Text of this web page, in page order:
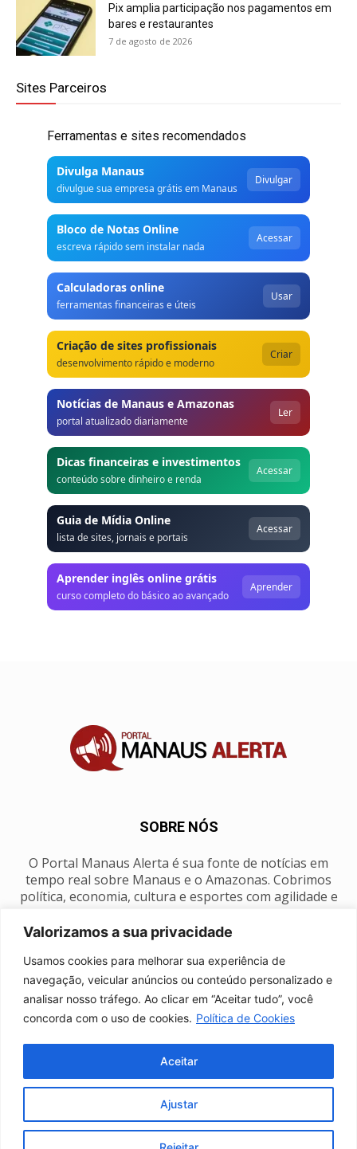
Valorizamos a sua privacidade
Usamos cookies para melhorar sua experiência de
navegação, veicular anúncios ou conteúdo personalizado e
analisar nosso tráfego. Ao clicar em “Aceitar tudo”, você
concorda com o uso de cookies. Política de Cookies
Ajustar
Aceitar
Pix amplia participação nos pagamentos em
bares e restaurantes
7 de agosto de 2026
Sites Parceiros
Ferramentas e sites recomendados
Divulga Manaus
divulgue sua empresa grátis em Manaus
Divulgar
Bloco de Notas Online
escreva rápido sem instalar nada
Acessar
Calculadoras online
ferramentas financeiras e úteis
Usar
Criação de sites profissionais
desenvolvimento rápido e moderno
Criar
Notícias de Manaus e Amazonas
portal atualizado diariamente
Ler
Dicas financeiras e investimentos
conteúdo sobre dinheiro e renda
Acessar
Guia de Mídia Online
lista de sites, jornais e portais
Acessar
Aprender inglês online grátis
curso completo do básico ao avançado
Aprender
SOBRE NÓS
O Portal Manaus Alerta é sua fonte de notícias em
tempo real sobre Manaus e o Amazonas. Cobrimos
política, economia, cultura e esportes com agilidade e
SIGA-NOS
Fale conosco
Manaus Clima